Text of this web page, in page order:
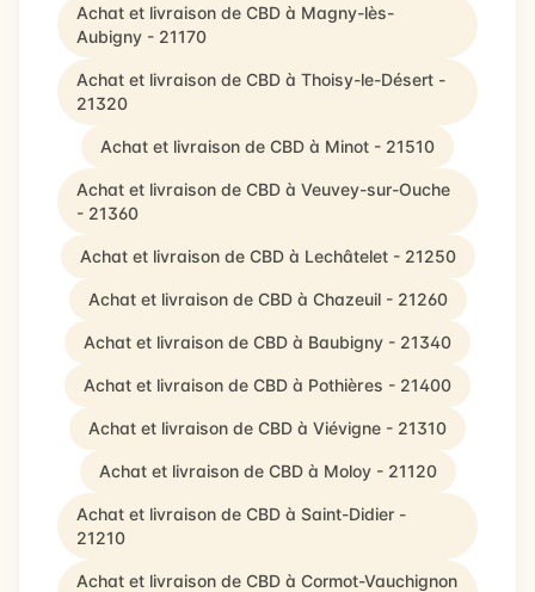
Achat et livraison de CBD à Magny-lès-
Aubigny - 21170
Achat et livraison de CBD à Thoisy-le-Désert -
21320
Achat et livraison de CBD à Minot - 21510
Achat et livraison de CBD à Veuvey-sur-Ouche
- 21360
Achat et livraison de CBD à Lechâtelet - 21250
Achat et livraison de CBD à Chazeuil - 21260
Achat et livraison de CBD à Baubigny - 21340
Achat et livraison de CBD à Pothières - 21400
Achat et livraison de CBD à Viévigne - 21310
Achat et livraison de CBD à Moloy - 21120
Achat et livraison de CBD à Saint-Didier -
21210
Achat et livraison de CBD à Cormot-Vauchignon